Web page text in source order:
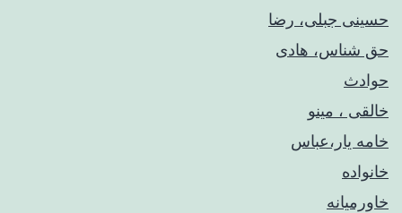
حسینی جبلی، رضا
حق شناس، هادی
حوادث
خالقی ، مینو
خامه یار،عباس
خانواده
خاورمیانه